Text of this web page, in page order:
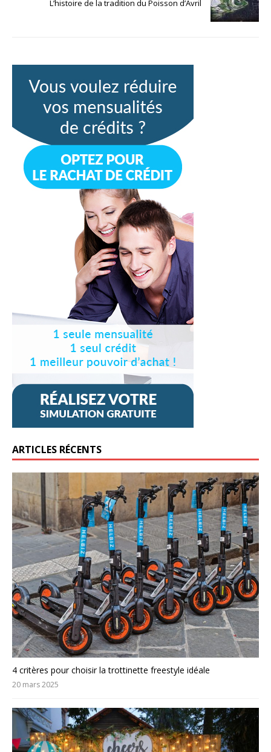
L’histoire de la tradition du Poisson d’Avril
ARTICLES RÉCENTS
4 critères pour choisir la trottinette freestyle idéale
20 mars 2025